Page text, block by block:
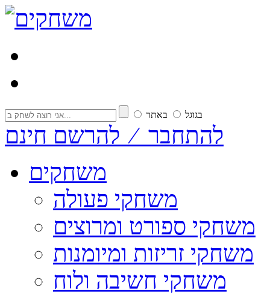
בגוגל באתר
להתחבר ⁄ להרשם חינם
משחקים
משחקי פעולה
משחקי ספורט ומרוצים
משחקי זריזות ומיומנות
משחקי חשיבה ולוח